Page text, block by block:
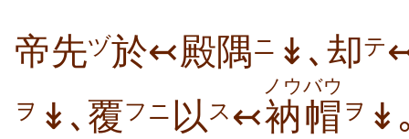
帝先ヅ於↢殿隅ニ ↡､却テ
ヲ ↡､覆フニ 以 ス ↢衲帽
ノウバウ
ヲ ↡